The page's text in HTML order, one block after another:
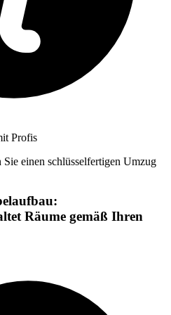
Profis
einen schlüsselfertigen Umzug
Räume gemäß Ihren